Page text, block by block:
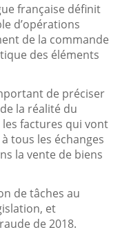
française définit
d’opérations
de la commande
des éléments
de préciser
la réalité du
les factures qui vont
tous les échanges
la vente de biens
de tâches au
et
de 2018.